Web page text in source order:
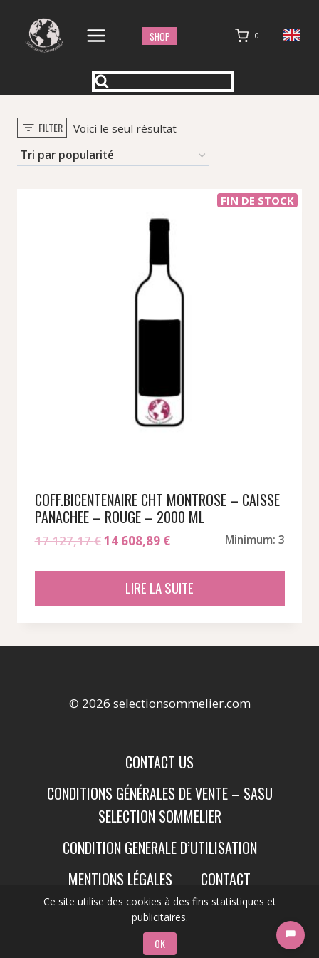
Ce site utilise des cookies à des fins statistiques et
publicitaires.
OK
contenu
SHOP 0
FILTER Voici le seul résultat
FIN DE STOCK
COFF.BICENTENAIRE CHT MONTROSE – CAISSE
PANACHEE – ROUGE – 2000 ML
17 127,17€Le
était :
14 608,89 €Le
est :
Minimum: 3
LIRE LA SUITE
© 2026 selectionsommelier.com
CONTACT US
CONDITIONS GÉNÉRALES DE VENTE – SASU
SELECTION SOMMELIER
CONDITION GENERALE D’UTILISATION
MENTIONS LÉGALES
CONTACT